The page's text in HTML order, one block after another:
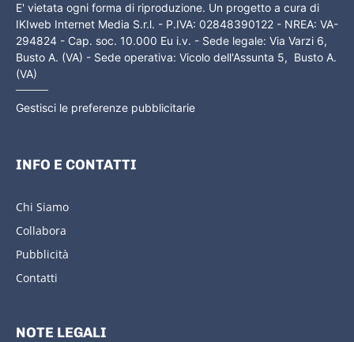
E' vietata ogni forma di riproduzione. Un progetto a cura di
IKIweb Internet Media S.r.l. - P.IVA: 02848390122 - NREA: VA-
294824 - Cap. soc. 10.000 Eu i.v. - Sede legale: Via Varzi 6,
Busto A. (VA) - Sede operativa: Vicolo dell'Assunta 5, Busto A.
(VA)
Gestisci le preferenze pubblicitarie
INFO E CONTATTI
Chi Siamo
Collabora
Pubblicità
Contatti
NOTE LEGALI